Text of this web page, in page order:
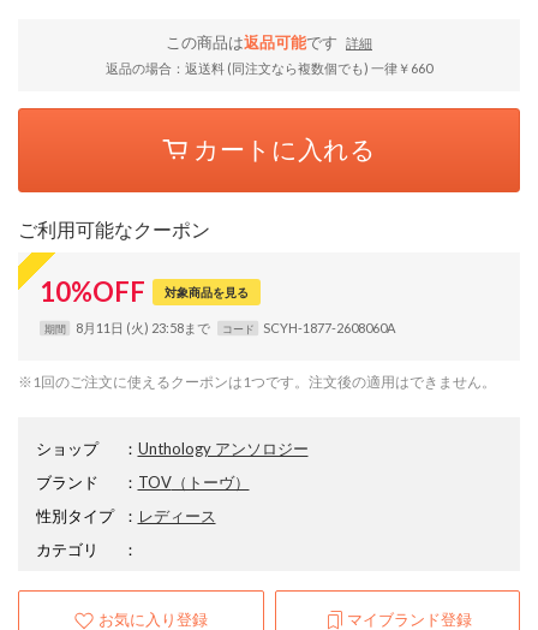
この商品は返品可能です
詳細
返品の場合：返送料 (同注文なら複数個でも) 一律￥660
カートに入れる
ご利用可能なクーポン
10%OFF 対象商品を見る
期間 8月11日 (火) 23:58まで コード SCYH-1877-2608060A
※1回のご注文に使えるクーポンは1つです。注文後の適用はできません。
ショップ ： Unthology アンソロジー
ブランド
： TOV（トーヴ）
性別タイプ
： レディース
カテゴリ
：
お気に入り登録 マイブランド登録